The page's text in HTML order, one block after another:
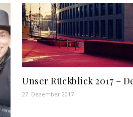
Unser Rückblick 2017 –
27. Dezember 2017